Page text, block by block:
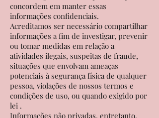
concordem em manter essas
informações confidenciais.
Acreditamos ser necessário compartilhar
informações a fim de investigar, prevenir
ou tomar medidas em relação a
atividades ilegais, suspeitas de fraude,
situações que envolvam ameaças
potenciais à segurança física de qualquer
pessoa, violações de nossos termos e
condições de uso, ou quando exigido por
lei .
Informações não privadas, entretanto,